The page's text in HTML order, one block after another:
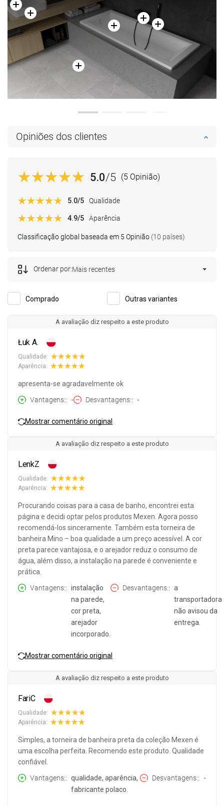
Opiniões dos clientes
5.0/5 (5 Opinião)
Classificação global baseada em 5 Opinião (10 países)
5.0/5 Qualidade
4.9/5 Aparência
Comprado Outras variantes
Ordenar por:Mais recentes
A avaliação diz respeito a este produto
Łuk A.
Qualidade:
Aparência:
apresenta-se agradavelmente ok
Vantagens:
- Desvantagens: -
Mostrar comentário original
A avaliação diz respeito a este produto
LenkZ
Qualidade:
Aparência:
Procurando coisas para a casa de banho, encontrei esta
página e decidi optar pelos produtos Mexen. Agora posso
recomendá-los sinceramente. Também esta torneira de
banheira Mino – boa qualidade a um preço acessível. A cor
preta parece vantajosa, e o arejador reduz o consumo de
água, além disso, a instalação na parede é conveniente e
prática.
Vantagens:
instalação
na parede,
cor preta,
arejador
incorporado.
Desvantagens:
a
transportadora
não avisou da
entrega.
Mostrar comentário original
A avaliação diz respeito a este produto
FariC
Qualidade:
Aparência:
Simples, a torneira de banheira preta da coleção Mexen é
uma escolha perfeita. Recomendo este produto. Qualidade
confiável.
Vantagens:
qualidade, aparência,
fabricante polaco.
Desvantagens: -